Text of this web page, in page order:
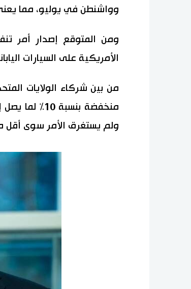
وواشنطن في يوليو، مما
ومن المتوقع إصدار أمر
الأمريكية على السيارات اليابانية من
من بين شركاء الولايات
ولم يستغرق الأمر سوى أقل